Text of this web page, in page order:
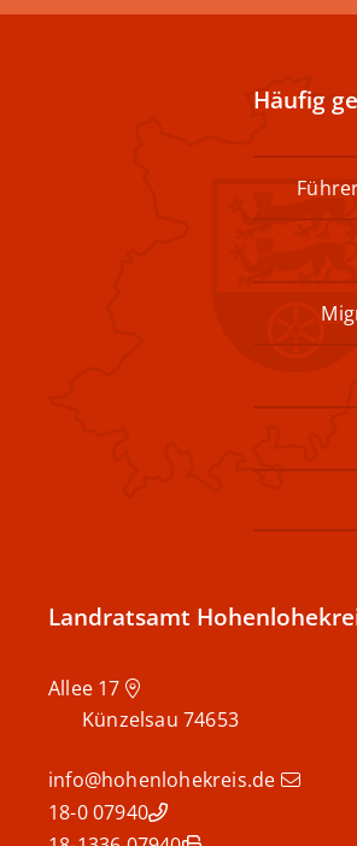
Häufig
Landratsamt
74653
Künzelsau
info@hohenlohekreis.de
07940 18-0